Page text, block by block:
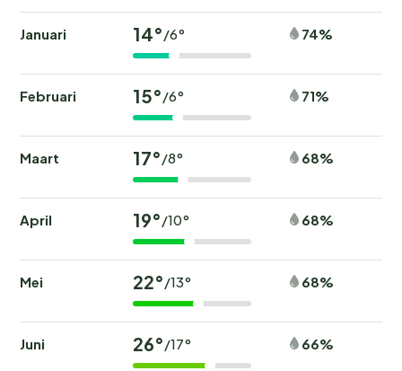
Januari 14°/6° 74%
Februari 15°/6° 71%
Maart 17°/8° 68%
April 19°/10° 68%
Mei 22°/13° 68%
Juni 26°/17° 66%